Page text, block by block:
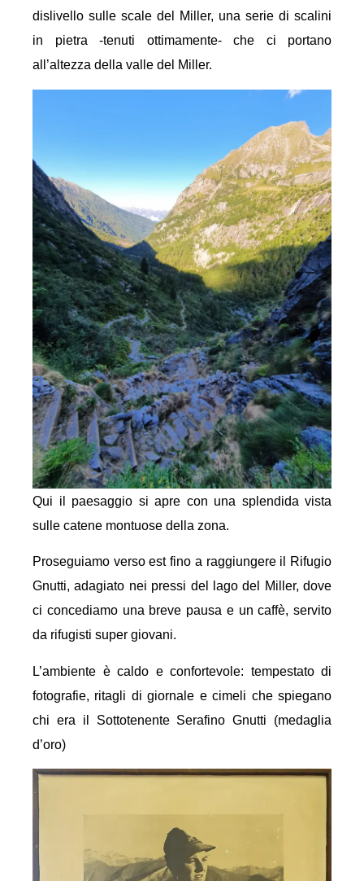
dislivello sulle scale del Miller, una serie di scalini
in pietra -tenuti ottimamente- che ci portano
all’altezza della valle del Miller.
Qui il paesaggio si apre con una splendida vista
sulle catene montuose della zona.
Proseguiamo verso est fino a raggiungere il Rifugio
Gnutti, adagiato nei pressi del lago del Miller, dove
ci concediamo una breve pausa e un caffè, servito
da rifugisti super giovani.
L’ambiente è caldo e confortevole: tempestato di
fotografie, ritagli di giornale e cimeli che spiegano
chi era il Sottotenente Serafino Gnutti (medaglia
d’oro)